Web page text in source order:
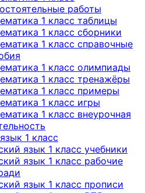
работы
1 класс таблицы
1 класс сборники
1 класс справочные
1 класс олимпиады
1 класс тренажёры
1 класс примеры
1 класс игры
1 класс внеурочная
1 класс
язык 1 класс учебники
язык 1 класс рабочие
язык 1 класс прописи